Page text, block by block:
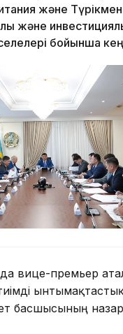
және
және
бойынша
вице-премьер
басшысының